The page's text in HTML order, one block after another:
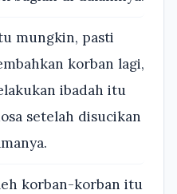
mungkin, pasti
korban lagi,
ibadah itu
setelah disucikan
korban-korban itu